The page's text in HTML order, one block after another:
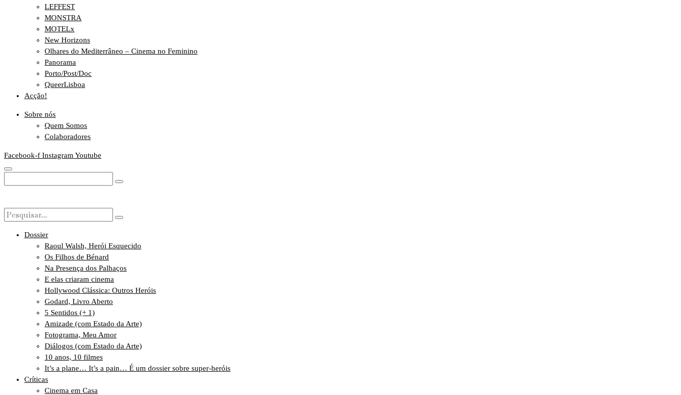
LEFFEST
MONSTRA
MOTELx
New Horizons
Olhares do Mediterrâneo – Cinema no Feminino
Panorama
Porto/Post/Doc
QueerLisboa
Acção!
Sobre nós
Quem Somos
Colaboradores
Facebook-f Instagram Youtube
Dossier
Raoul Walsh, Herói Esquecido
Os Filhos de Bénard
Na Presença dos Palhaços
E elas criaram cinema
Hollywood Clássica: Outros Heróis
Godard, Livro Aberto
5 Sentidos (+ 1)
Amizade (com Estado da Arte)
Fotograma, Meu Amor
Diálogos (com Estado da Arte)
10 anos, 10 filmes
It’s a plane… It’s a pain… É um dossier sobre super-heróis
Críticas
Cinema em Casa